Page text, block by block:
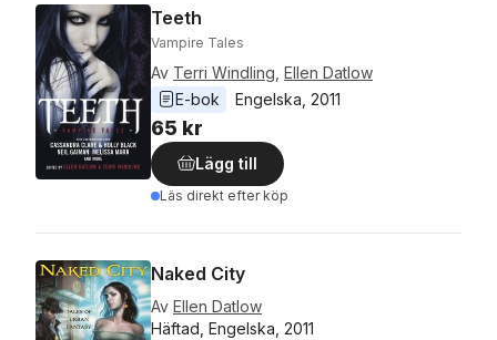
Teeth
Vampire Tales
Av Terri Windling Ellen Datlow
E-bok
Engelska 2011
65 kr
Lägg till
Läs direkt efter köp
Naked City
Av Ellen Datlow
Häftad, Engelska, 2011